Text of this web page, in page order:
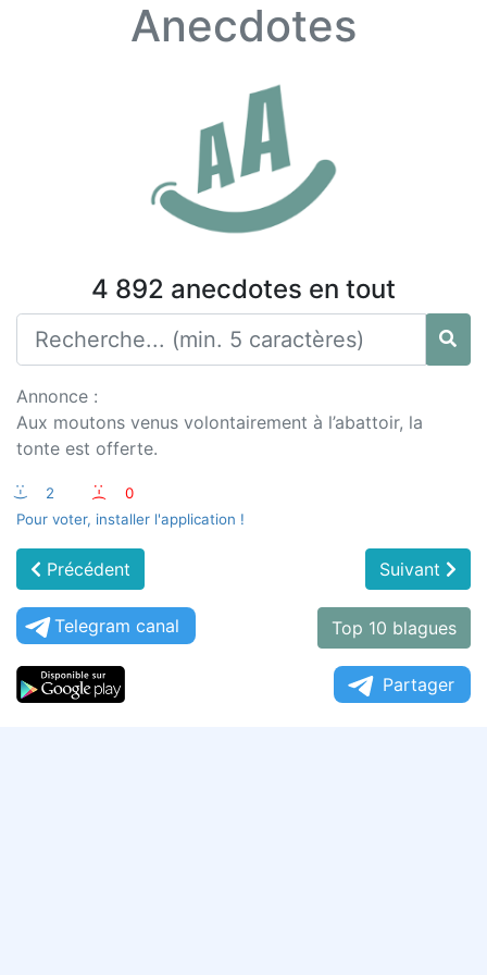
Anecdotes
4 892 anecdotes en tout
Annonce :
Aux moutons venus volontairement à l’abattoir, la
tonte est offerte.
:-) 2 :-(
0
Pour voter, installer l'application !
Précédent Suivant
Telegram canal Top 10 blagues
Partager